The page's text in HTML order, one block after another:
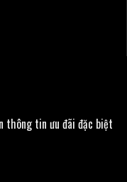
thông tin ưu đãi đặc biệt